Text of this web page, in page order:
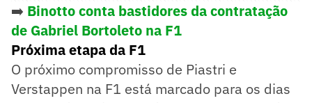
➡️ Binotto conta bastidores da contratação
de Gabriel Bortoleto na F1
Próxima etapa da F1
O próximo compromisso de Piastri e
Verstappen na F1 está marcado para os dias